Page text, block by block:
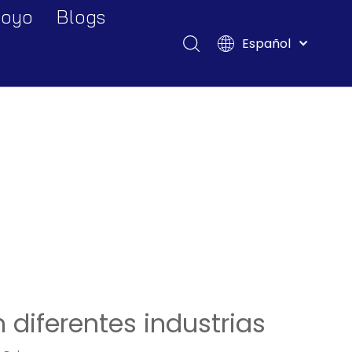
Blogs
Español
Français
diferentes industrias